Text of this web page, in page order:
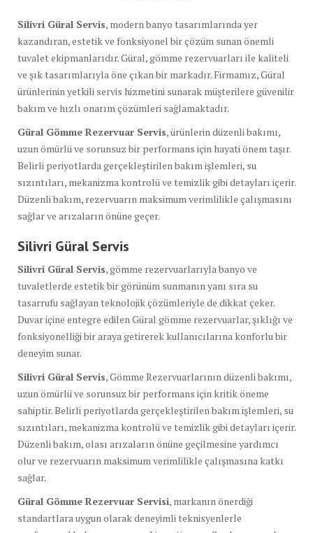
Silivri Güral Servis, modern banyo tasarımlarında yer
kazandıran, estetik ve fonksiyonel bir çözüm sunan önemli
tuvalet ekipmanlarıdır. Güral, gömme rezervuarları ile kaliteli
ve şık tasarımlarıyla öne çıkan bir markadır. Firmamız, Güral
ürünlerinin yetkili servis hizmetini sunarak müşterilere güvenilir
bakım ve hızlı onarım çözümleri sağlamaktadır.
Güral Gömme Rezervuar Servis, ürünlerin düzenli bakımı,
uzun ömürlü ve sorunsuz bir performans için hayati önem taşır.
Belirli periyotlarda gerçekleştirilen bakım işlemleri, su
sızıntıları, mekanizma kontrolü ve temizlik gibi detayları içerir.
Düzenli bakım, rezervuarın maksimum verimlilikle çalışmasını
sağlar ve arızaların önüne geçer.
Silivri Güral Servis
Silivri Güral Servis, gömme rezervuarlarıyla banyo ve
tuvaletlerde estetik bir görünüm sunmanın yanı sıra su
tasarrufu sağlayan teknolojik çözümleriyle de dikkat çeker.
Duvar içine entegre edilen Güral gömme rezervuarlar, şıklığı ve
fonksiyonelliği bir araya getirerek kullanıcılarına konforlu bir
deneyim sunar.
Silivri Güral Servis, Gömme Rezervuarlarının düzenli bakımı,
uzun ömürlü ve sorunsuz bir performans için kritik öneme
sahiptir. Belirli periyotlarda gerçekleştirilen bakım işlemleri, su
sızıntıları, mekanizma kontrolü ve temizlik gibi detayları içerir.
Düzenli bakım, olası arızaların önüne geçilmesine yardımcı
olur ve rezervuarın maksimum verimlilikle çalışmasına katkı
sağlar.
Güral Gömme Rezervuar Servisi, markanın önerdiği
standartlara uygun olarak deneyimli teknisyenlerle